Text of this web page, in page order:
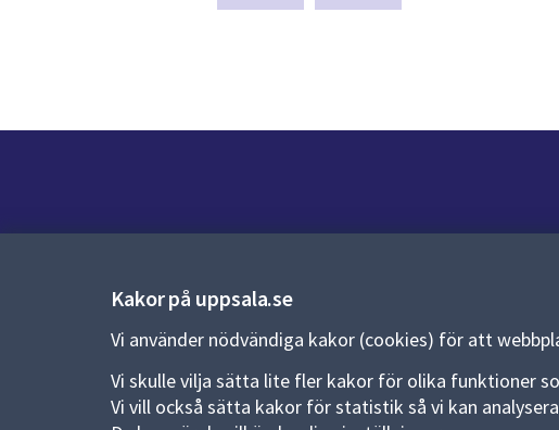
Kakor på uppsala.se
Vi använder nödvändiga kakor (cookies) för att
Vi skulle vilja sätta lite fler kakor för olika funktioner
Vi vill också sätta kakor för statistik så vi kan
Kontaktcenter:018-727 00 00
E-post:uppsala.kommun@uppsala.se
Fler kontaktvägar